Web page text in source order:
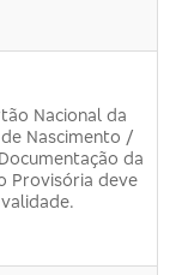
Nacional da
de Nascimento /
da
Provisória deve